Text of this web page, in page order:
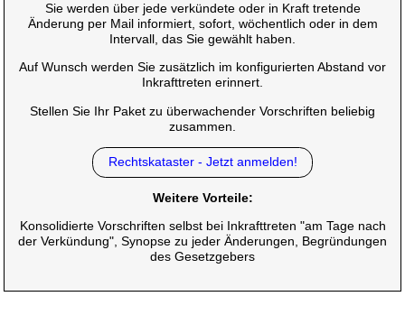
Sie werden über jede verkündete oder in Kraft tretende
Änderung per Mail informiert, sofort, wöchentlich oder in dem
Intervall, das Sie gewählt haben.
Auf Wunsch werden Sie zusätzlich im konfigurierten Abstand vor
Inkrafttreten erinnert.
Stellen Sie Ihr Paket zu überwachender Vorschriften beliebig
zusammen.
Rechtskataster - Jetzt anmelden!
Weitere Vorteile:
Konsolidierte Vorschriften selbst bei Inkrafttreten "am Tage nach
der Verkündung", Synopse zu jeder Änderungen, Begründungen
des Gesetzgebers